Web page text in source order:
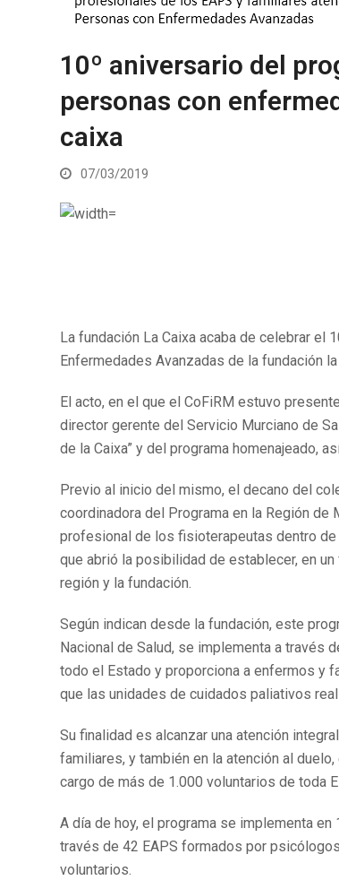
10º aniversario del
personas con
caixa
07/03/2019
La fundación La Caixa acaba de celebrar el
Enfermedades Avanzadas de la fundación
El acto, en el que el CoFiRM estuvo
director gerente del Servicio Murciano de
de la Caixa” y del programa homenajeado,
Previo al inicio del mismo, el decano del
coordinadora del Programa en la Región
profesional de los fisioterapeutas dentro
que abrió la posibilidad de establecer, en
región y la fundación.
Según indican desde la fundación, este
Nacional de Salud, se implementa a través
todo el Estado y proporciona a enfermos y
que las unidades de cuidados paliativos
Su finalidad es alcanzar una atención
familiares, y también en la atención al
cargo de más de 1.000 voluntarios de toda
A día de hoy, el programa se implementa
través de 42 EAPS formados por
voluntarios.